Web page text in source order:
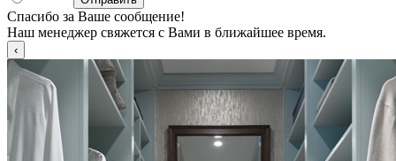
Спасибо за Ваше сообщение!
Наш менеджер свяжется с Вами в ближайшее время.